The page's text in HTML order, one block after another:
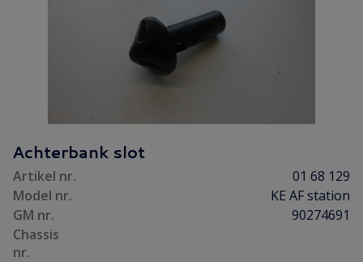
Achterbank slot
Artikel nr.
01 68 129
Model nr.
KE AF station
GM nr.
90274691
Chassis
nr.